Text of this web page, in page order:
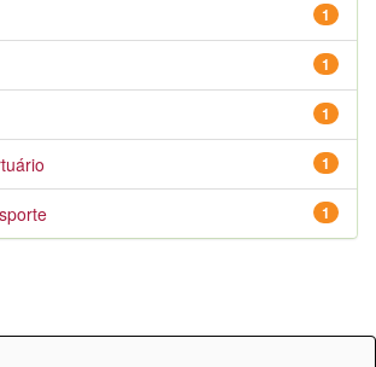
1
1
1
1
1